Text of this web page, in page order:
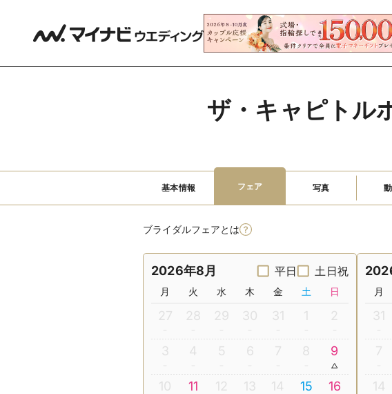
ザ・キャピトル
基本情報 フェア 写真
ブライダルフェアとは
2026年8月 平日 土日祝
月 火 水 木 金 土 日
27 28 29 30 31 1 2
3 4 5 6 7 8 9
10 11 12 13 14 15 16
月
31
7
14